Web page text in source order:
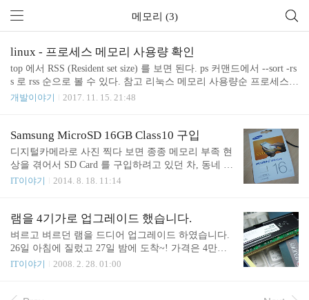
메모리 (3)
linux - 프로세스 메모리 사용량 확인
top 에서 RSS (Resident set size) 를 보면 된다. ps 커맨드에서 --sort -rs
s 로 rss 순으로 볼 수 있다. 참고 리눅스 메모리 사용량순 프로세스
보기
개발이야기 2017. 11. 15. 21:48
Samsung MicroSD 16GB Class10 구입
디지털카메라로 사진 찍다 보면 종종 메모리 부족 현
상을 겪어서 SD Card 를 구입하려고 있던 차, 동네 홈
플러스에 가보니 할인 하고 있어서 샀다. 카카오플러
여행이라도 가면 부족해 지는 디카 사진 메모리를 보
충 하기 위함이다. 두둥. 16GB. 요즘은 뭐 32GB나 64
GB 도 나오긴 하지만 그 만큼 필요가 없어서 16GB
쓰던 SanDisk 4GB Class 4 이거 어디서 샀더라? 4년
보통 SD카드만 지원 하기 때문에 Micro SD -> SD 로
IT이야기 2014. 8. 18. 11:14
램을 4기가로 업그레이드 했습니다.
벼르고 벼르던 램을 드디어 업그레이드 하였습니다.
26일 아침에 질렀고 27일 밤에 도착~! 가격은 4만원x
2 + 택배비3천 해서 83,000원들었습니다. 그런데 하
IT이야기 2008. 2. 28. 01:00